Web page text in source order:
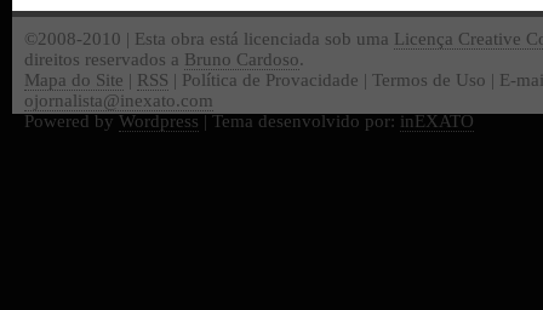
©2008-2010 | Esta obra está licenciada sob uma Licença Creative
direitos reservados a Bruno Cardoso.
Mapa do Site | RSS | Política de Provacidade | Termos de Uso | E-
ojornalista@inexato.com
Powered by Wordpress | Tema desenvolvido por: inEXATO